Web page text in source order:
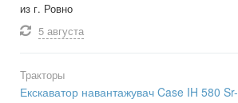
из г. Ровно
5 августа
Тракторы
Екскаватор навантажувач Case IH 580 Sr-